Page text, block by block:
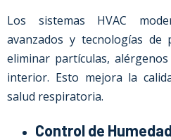
Los sistemas HVAC
avanzados y tecnologías de
eliminar partículas,
interior. Esto mejora la
salud respiratoria.
Control de